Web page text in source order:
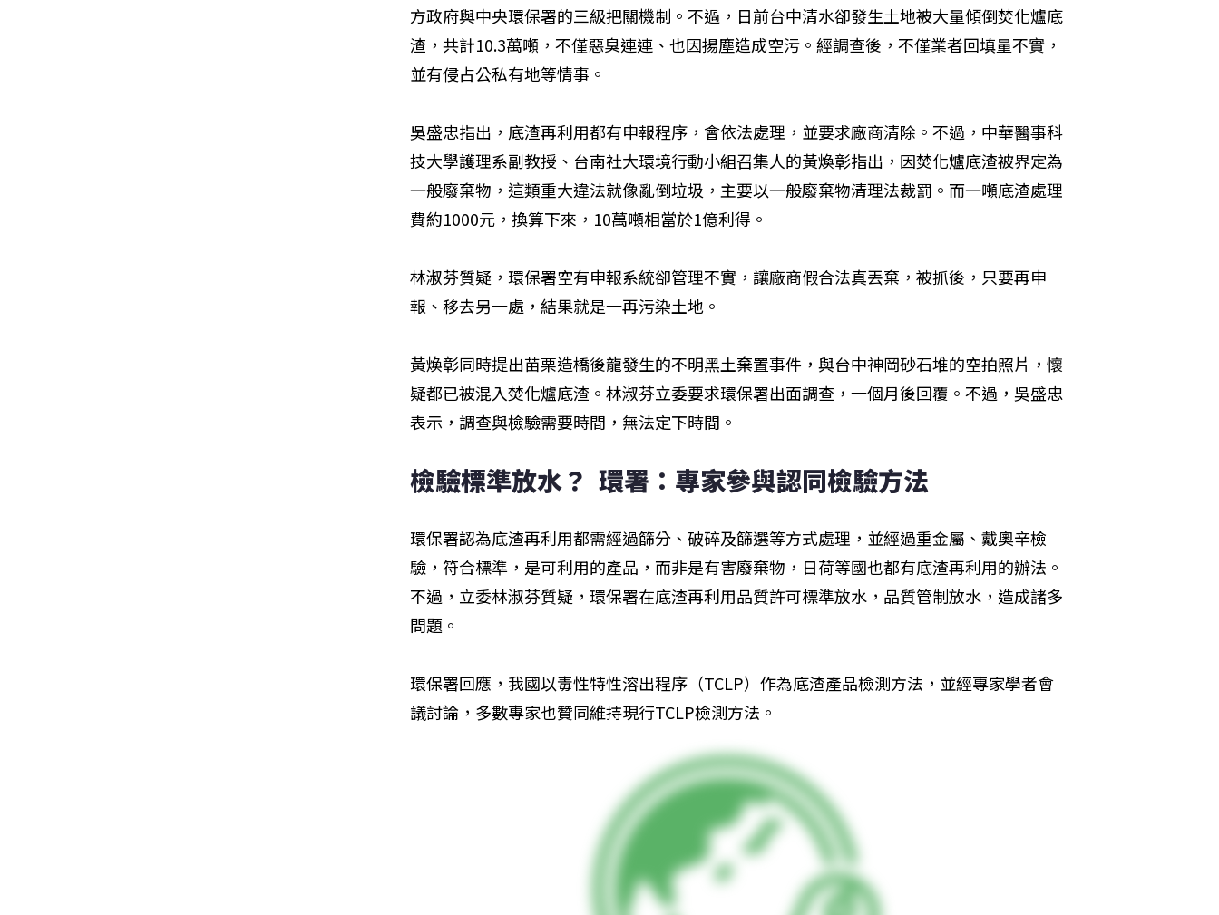
方政府與中央環保署的三級把關機制。不過，日前台中清水卻發生土地被大量傾倒焚化爐底
渣，共計10.3萬噸，不僅惡臭連連、也因揚塵造成空污。經調查後，不僅業者回填量不實，
並有侵占公私有地等情事。
吳盛忠指出，底渣再利用都有申報程序，會依法處理，並要求廠商清除。不過，中華醫事科
技大學護理系副教授、台南社大環境行動小組召集人的黃煥彰指出，因焚化爐底渣被界定為
一般廢棄物，這類重大違法就像亂倒垃圾，主要以一般廢棄物清理法裁罰。而一噸底渣處理
費約1000元，換算下來，10萬噸相當於1億利得。
林淑芬質疑，環保署空有申報系統卻管理不實，讓廠商假合法真丟棄，被抓後，只要再申
報、移去另一處，結果就是一再污染土地。
黃煥彰同時提出苗栗造橋後龍發生的不明黑土棄置事件，與台中神岡砂石堆的空拍照片，懷
疑都已被混入焚化爐底渣。林淑芬立委要求環保署出面調查，一個月後回覆。不過，吳盛忠
表示，調查與檢驗需要時間，無法定下時間。
檢驗標準放水？  環署：專家參與認同檢驗方法
環保署認為底渣再利用都需經過篩分、破碎及篩選等方式處理，並經過重金屬、戴奧辛檢
驗，符合標準，是可利用的產品，而非是有害廢棄物，日荷等國也都有底渣再利用的辦法。
不過，立委林淑芬質疑，環保署在底渣再利用品質許可標準放水，品質管制放水，造成諸多
問題。
環保署回應，我國以毒性特性溶出程序（TCLP）作為底渣產品檢測方法，並經專家學者會
議討論，多數專家也贊同維持現行TCLP檢測方法。